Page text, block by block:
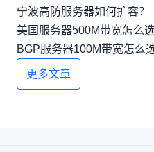
宁波高防服务器如何扩容？
美国服务器500M带宽怎么
BGP服务器100M带宽怎么
更多文章